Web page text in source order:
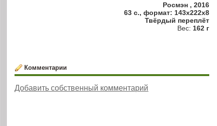
Росмэн , 2016
63 с., формат: 143x222x8
Твёрдый переплёт
Вес: 162 г
Комментарии
Добавить собственный комментарий